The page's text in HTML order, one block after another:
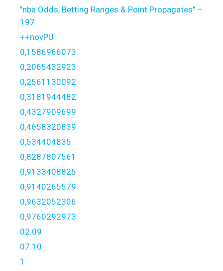
"nba Odds, Betting Ranges & Point Propagates" –
197
++novPU
0,1586966073
0,2065432923
0,2561130092
0,3181944482
0,4327909699
0,4658320839
0,534404835
0,8287807561
0,9133408825
0,9140265579
0,9632052306
0,9760292973
02.09
07.10
1